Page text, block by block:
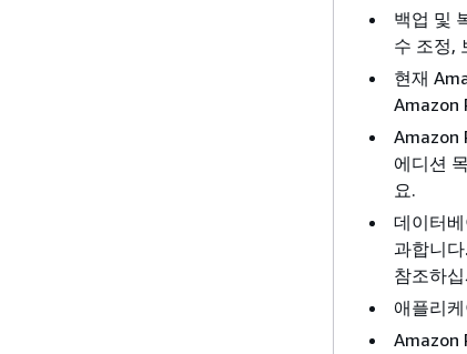
백업 및
수 조정,
현재
Amazon
Amazon
에디션
요.
데이터
과합니
참조하
애플리
Amazon